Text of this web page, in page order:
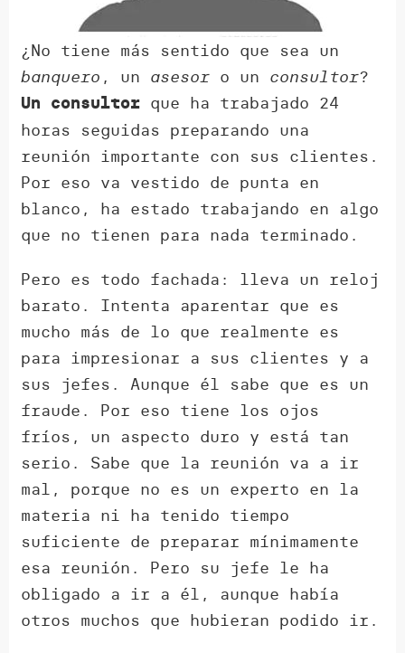
¿No tiene más sentido que sea un
banquero , un asesor o un consultor?
Un consultor que ha trabajado 24
horas seguidas preparando una
reunión importante con sus clientes.
Por eso va vestido de punta en
blanco, ha estado trabajando en algo
que no tienen para nada terminado.
Pero es todo fachada: lleva un reloj
barato. Intenta aparentar que es
mucho más de lo que realmente es
para impresionar a sus clientes y a
sus jefes. Aunque él sabe que es un
fraude. Por eso tiene los ojos
fríos, un aspecto duro y está tan
serio. Sabe que la reunión va a ir
mal, porque no es un experto en la
materia ni ha tenido tiempo
suficiente de preparar mínimamente
esa reunión. Pero su jefe le ha
obligado a ir a él, aunque había
otros muchos que hubieran podido ir.